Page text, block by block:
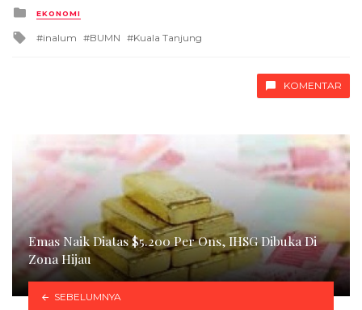
Posted
in
EKONOMI
Tagged
inalum BUMN Kuala Tanjung
KOMENTAR
Emas Naik Diatas $5.200 Per Ons, IHSG Dibuka Di
Zona Hijau
SEBELUMNYA